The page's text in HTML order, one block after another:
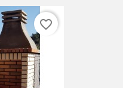
favorite_border